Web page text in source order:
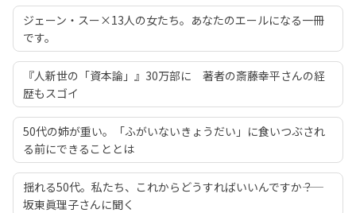
ジェーン・スー×13人の女たち。あなたのエールになる一冊
です。
『人新世の「資本論」』30万部に 著者の斎藤幸平さんの経
歴もスゴイ
50代の姉が重い。「ふがいないきょうだい」に食いつぶされ
る前にできることとは
揺れる50代。私たち、これからどうすればいいんですか――？
坂東眞理子さんに聞く